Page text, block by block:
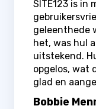
SITE123 is in
geleenthede
het, was hul
uitstekend.
opgelos, wat
glad en
Bobbie